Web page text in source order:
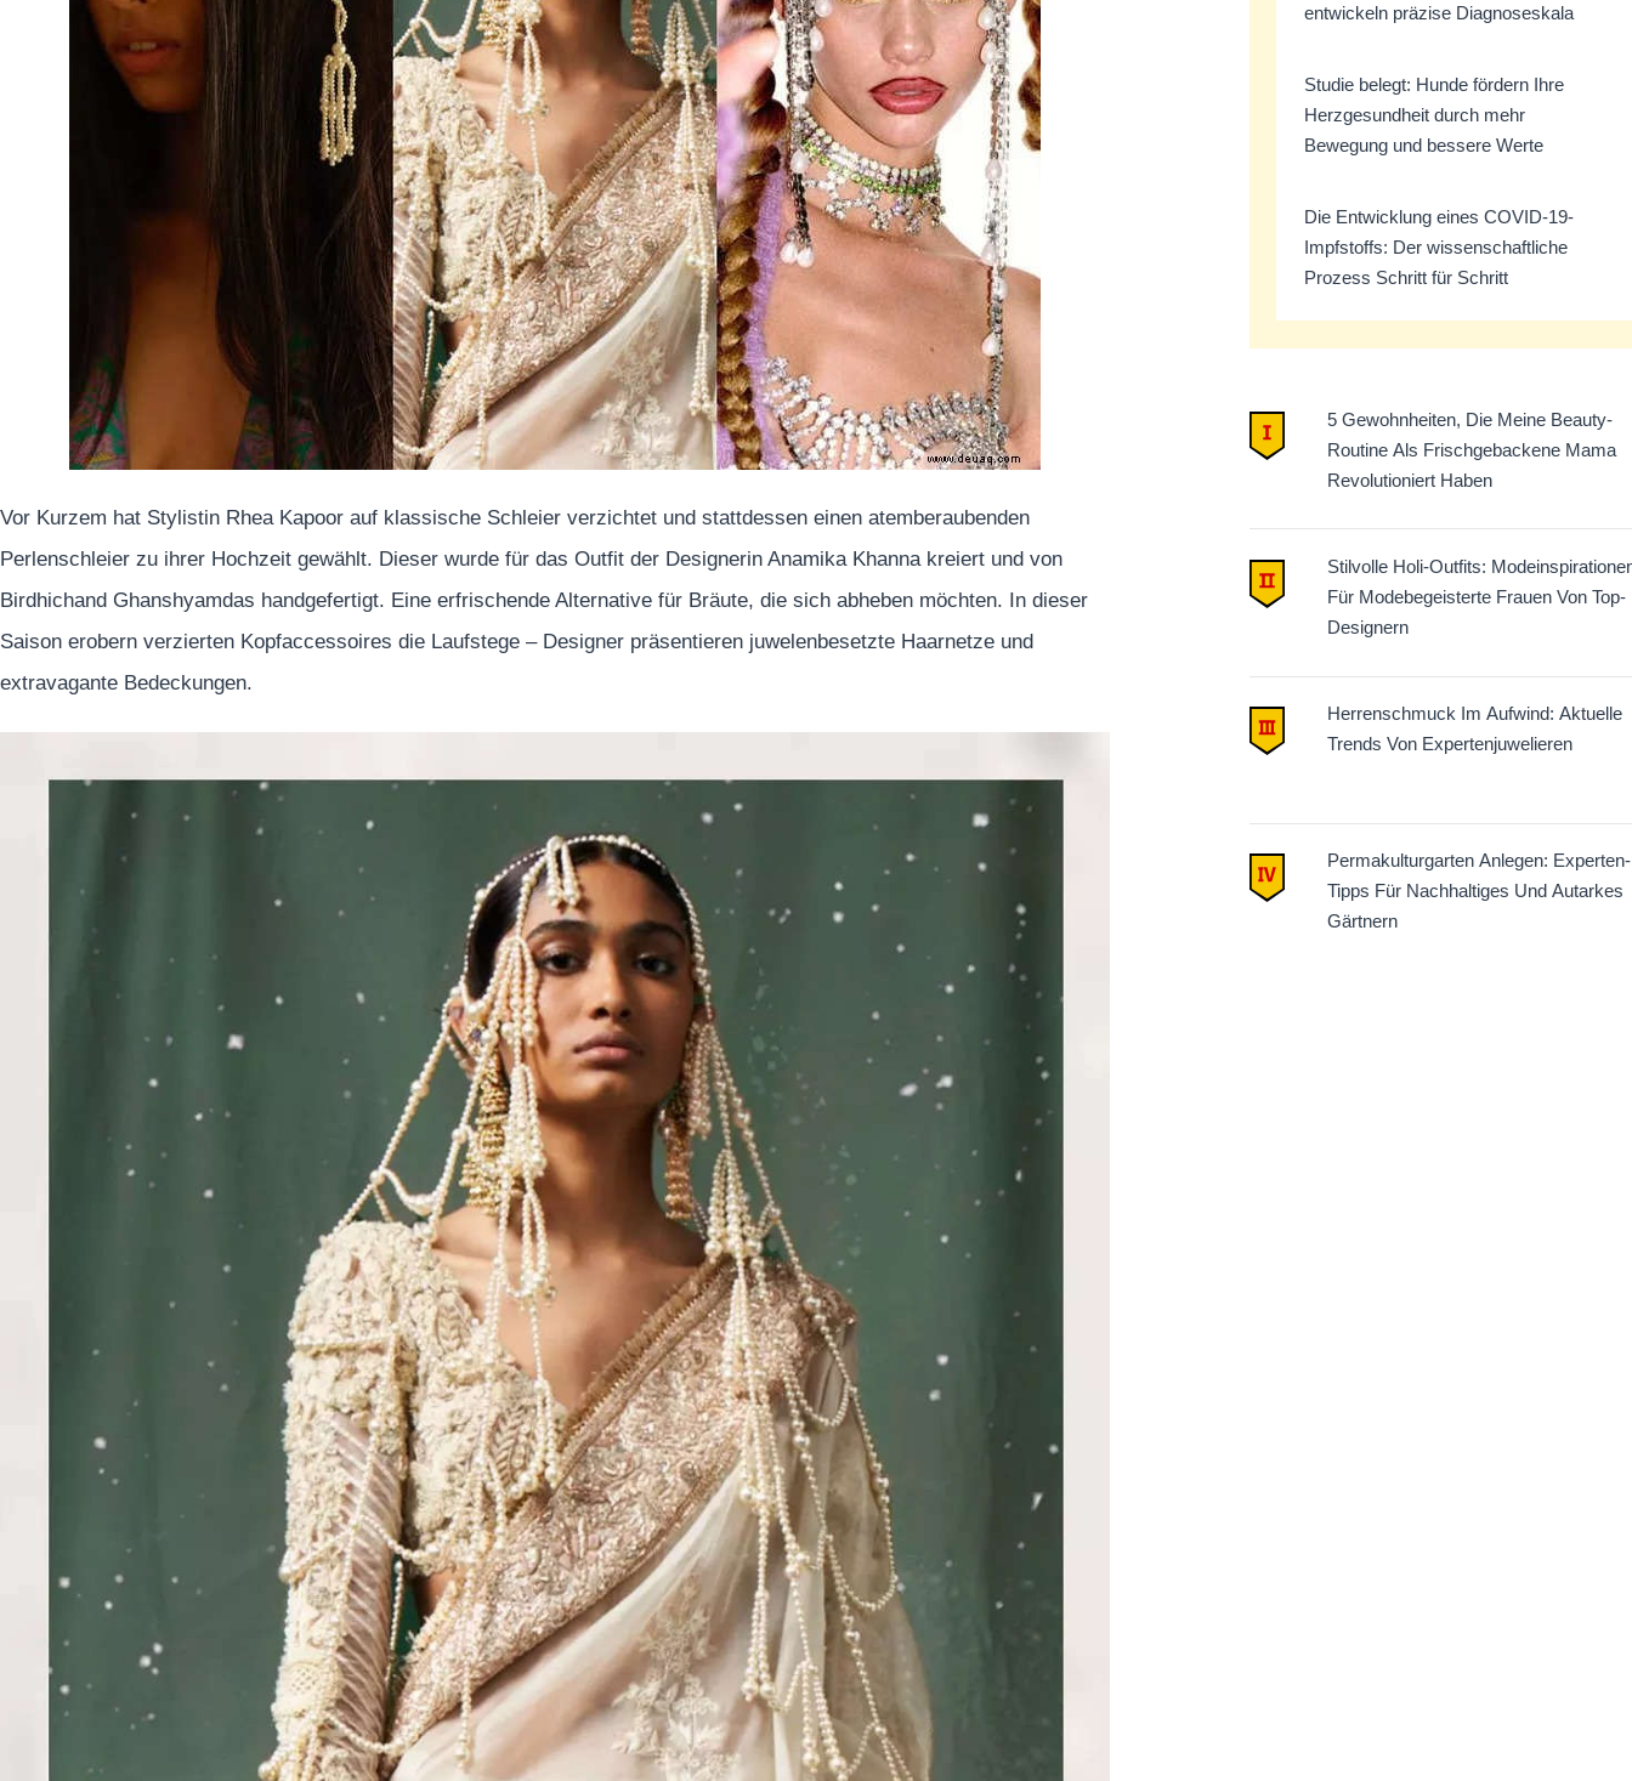
Vor Kurzem hat Stylistin Rhea Kapoor auf klassische Schleier verzichtet und stattdessen einen atemberaubenden
Perlenschleier zu ihrer Hochzeit gewählt. Dieser wurde für das Outfit der Designerin Anamika Khanna kreiert und von
Birdhichand Ghanshyamdas handgefertigt. Eine erfrischende Alternative für Bräute, die sich abheben möchten. In dieser
Saison erobern verzierten Kopfaccessoires die Laufstege – Designer präsentieren juwelenbesetzte Haarnetze und
extravagante Bedeckungen.
entwickeln präzise Diagnoseskala
Studie belegt: Hunde fördern Ihre
Herzgesundheit durch mehr
Bewegung und bessere Werte
Die Entwicklung eines COVID-19-
Impfstoffs: Der wissenschaftliche
Prozess Schritt für Schritt
5 Gewohnheiten, Die Meine Beauty-
Routine Als Frischgebackene Mama
Revolutioniert Haben
Stilvolle Holi-Outfits:
Für Modebegeisterte Frauen Von Top-
Designern
Herrenschmuck Im Aufwind: Aktuelle
Trends Von Expertenjuwelieren
Permakulturgarten Anlegen: Experten-
Tipps Für Nachhaltiges Und Autarkes
Gärtnern